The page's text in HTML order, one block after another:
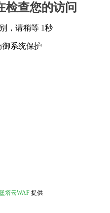
检查您的访问
，请稍等 1秒
御系统保护
塔云WAF 提供